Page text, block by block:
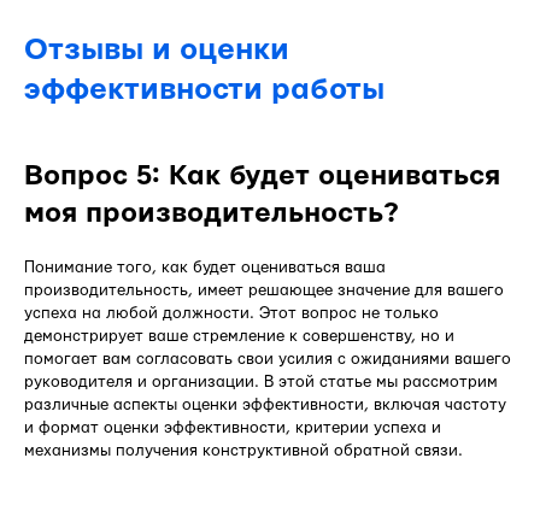
Отзывы и оценки
эффективности работы
Вопрос 5: Как будет оцениваться
моя производительность?
Понимание того, как будет оцениваться ваша
производительность, имеет решающее значение для вашего
успеха на любой должности. Этот вопрос не только
демонстрирует ваше стремление к совершенству, но и
помогает вам согласовать свои усилия с ожиданиями вашего
руководителя и организации. В этой статье мы рассмотрим
различные аспекты оценки эффективности, включая частоту
и формат оценки эффективности, критерии успеха и
механизмы получения конструктивной обратной связи.